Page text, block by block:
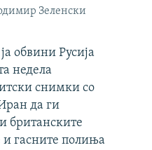
Зеленски
обвини Русија
недела
снимки со
да ги
британските
и гасните полиња